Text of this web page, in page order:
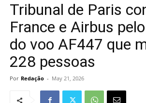
Tribunal de Paris
France e Airbus
do voo AF447 que
228 pessoas
Por Redação - May 21, 2026